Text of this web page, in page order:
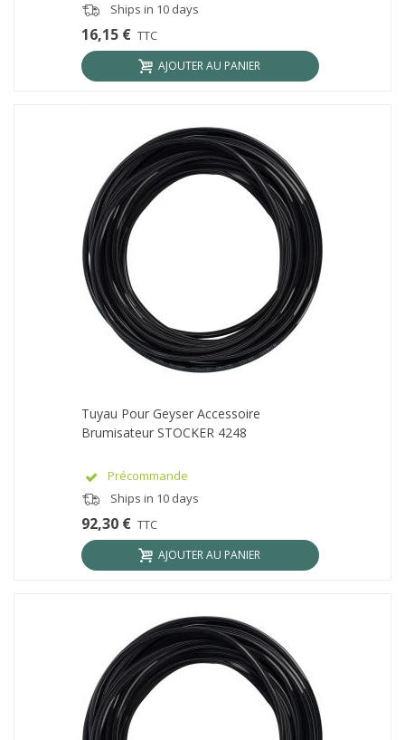
Ships in 10 days
16,15 € TTC
AJOUTER AU PANIER
Tuyau Pour Geyser Accessoire
Brumisateur STOCKER 4248
Précommande
Ships in 10 days
92,30 € TTC
AJOUTER AU PANIER